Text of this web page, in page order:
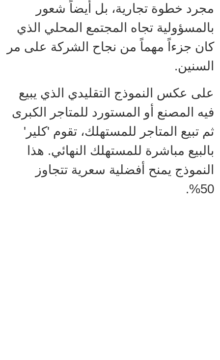
مجرد خطوة تجارية، بل أيضاً شعور
بالمسؤولية تجاه المجتمع المحلي الذي
كان جزءاً مهماً من نجاح الشركة على مر
السنين.
على عكس النموذج التقليدي الذي يبيع
فيه المصنع أو المستورد للمتاجر الكبرى
ثم تبيع المتاجر للمستهلك، تقوم 'كلير'
بالبيع مباشرة للمستهلك النهائي. هذا
النموذج يمنح أفضلية سعرية تتجاوز
50%.